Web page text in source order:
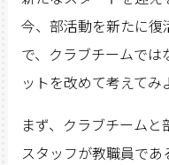
今、部活動を新たに
で、クラブチームでは
ットを改めて考えてみ
まず、クラブチーム
スタッフが教職員で